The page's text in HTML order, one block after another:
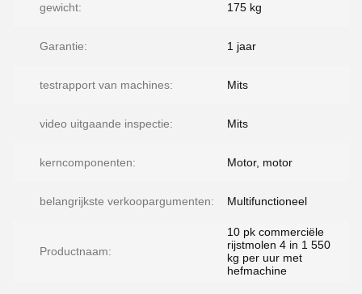
gewicht: 175 kg
Garantie: 1 jaar
testrapport van machines: Mits
video uitgaande inspectie: Mits
kerncomponenten: Motor, motor
belangrijkste verkoopargumenten: Multifunctioneel
Productnaam:
10 pk commerciële
rijstmolen 4 in 1 550
kg per uur met
hefmachine